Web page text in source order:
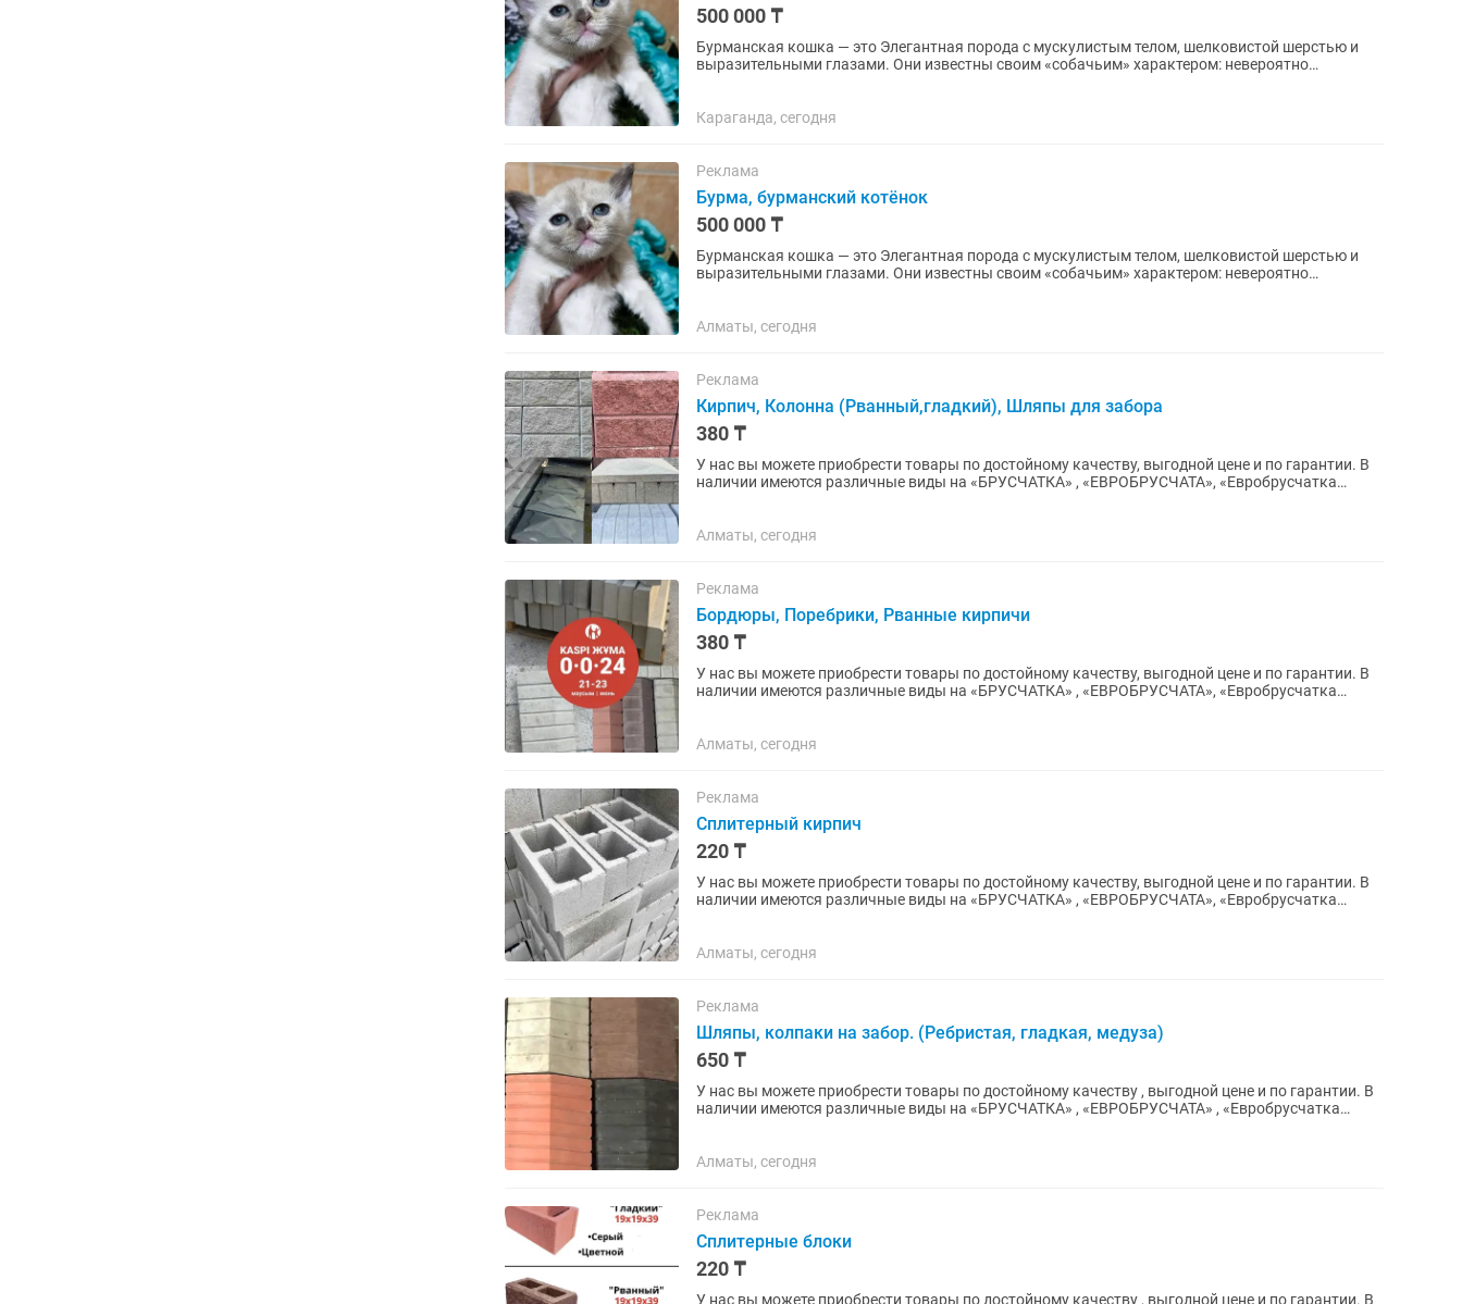
500 000 ₸
Бурманская кошка — это Элегантная порода с мускулистым телом, шелковистой шерстью и
выразительными глазами. Они известны своим «собачьим» характером: невероятно
Караганда, сегодня
Реклама
Бурма, бурманский котёнок
500 000 ₸
Бурманская кошка — это Элегантная порода с мускулистым телом, шелковистой шерстью и
выразительными глазами. Они известны своим «собачьим» характером: невероятно
Алматы, сегодня
Реклама
Кирпич, Колонна (Рванный,гладкий), Шляпы для забора
380 ₸
У нас вы можете приобрести товары по достойному качеству, выгодной цене и по гарантии. В
наличии имеются различные виды на «БРУСЧАТКА» , «ЕВРОБРУСЧАТА», «Евробрусчатка
Алматы, сегодня
Реклама
Бордюры, Поребрики, Рванные кирпичи
380 ₸
У нас вы можете приобрести товары по достойному качеству, выгодной цене и по гарантии. В
наличии имеются различные виды на «БРУСЧАТКА» , «ЕВРОБРУСЧАТА», «Евробрусчатка
Алматы, сегодня
Реклама
Сплитерный кирпич
220 ₸
У нас вы можете приобрести товары по достойному качеству, выгодной цене и по гарантии. В
наличии имеются различные виды на «БРУСЧАТКА» , «ЕВРОБРУСЧАТА», «Евробрусчатка
Алматы, сегодня
Реклама
Шляпы, колпаки на забор. (Ребристая, гладкая, медуза)
650 ₸
У нас вы можете приобрести товары по достойному качеству , выгодной цене и по гарантии. В
наличии имеются различные виды на «БРУСЧАТКА» , «ЕВРОБРУСЧАТА» , «Евробрусчатка
Алматы, сегодня
Реклама
Сплитерные блоки
220 ₸
У нас вы можете приобрести товары по достойному качеству , выгодной цене и по гарантии. В